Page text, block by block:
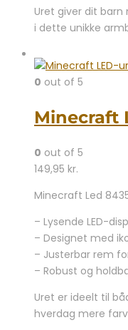
Uret giver dit
i dette unikke
0 out of 5
Minecraft
0 out of 5
149,95 kr.
Minecraft Led
– Lysende LED-
– Designet med
– Justerbar rem
– Robust og
Uret er ideelt til
hverdag mere